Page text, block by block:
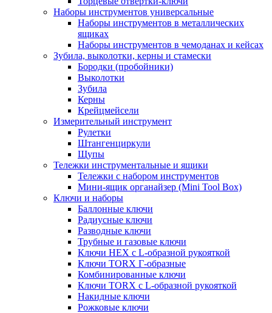
Наборы инструментов универсальные
Наборы инструментов в металлических
ящиках
Наборы инструментов в чемоданах и кейсах
Зубила, выколотки, керны и стамески
Бородки (пробойники)
Выколотки
Зубила
Керны
Крейцмейсели
Измерительный инструмент
Рулетки
Штангенциркули
Щупы
Тележки инструментальные и ящики
Тележки с набором инструментов
Мини-ящик органайзер (Mini Tool Box)
Ключи и наборы
Баллонные ключи
Радиусные ключи
Разводные ключи
Трубные и газовые ключи
Ключи HEX с L-образной рукояткой
Ключи TORX Г-образные
Комбинированные ключи
Ключи TORX с L-образной рукояткой
Накидные ключи
Рожковые ключи